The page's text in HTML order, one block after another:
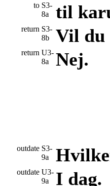
to S3-
8a
til
return S3-
8b
Vil du
return U3-
8a
Nej.
outdate S3-
9a
outdate U3-
9a
I dag.